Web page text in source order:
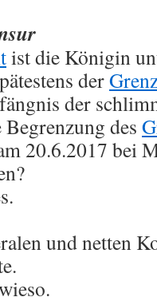
ist die Königin
der
der
des
20.6.2017 bei
und netten